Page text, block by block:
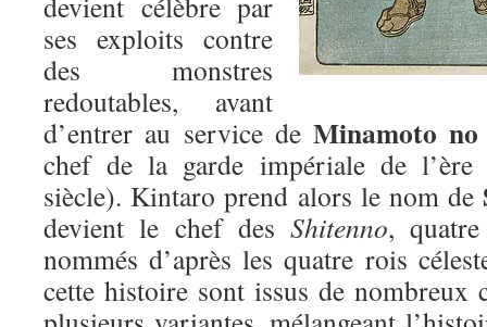
ses exploits contre
des monstres
redoutables, avant
d’entrer au service de Minamoto
chef de la garde impériale de l’ère
siècle). Kintaro prend alors le nom de
devient le chef des Shitenno,
nommés d’après les quatre rois
cette histoire sont issus de nombreux